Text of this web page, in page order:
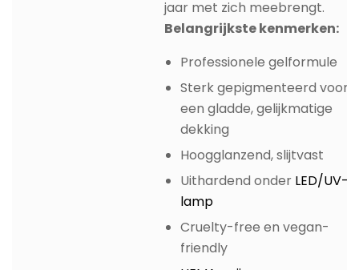
jaar met zich meebrengt.
Belangrijkste kenmerken:
Professionele gelformule
Sterk gepigmenteerd voor
een gladde, gelijkmatige
dekking
Hoogglanzend, slijtvast
Uithardend onder LED/UV-
lamp
Cruelty-free en vegan-
friendly